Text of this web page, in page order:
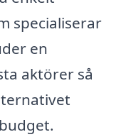
specialiserar
en
aktörer så